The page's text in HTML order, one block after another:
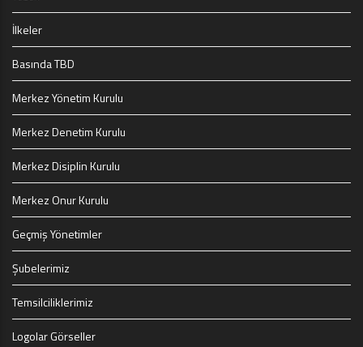
İlkeler
Basında TBD
Merkez Yönetim Kurulu
Merkez Denetim Kurulu
Merkez Disiplin Kurulu
Merkez Onur Kurulu
Geçmiş Yönetimler
Şubelerimiz
Temsilciliklerimiz
Logolar Görseller